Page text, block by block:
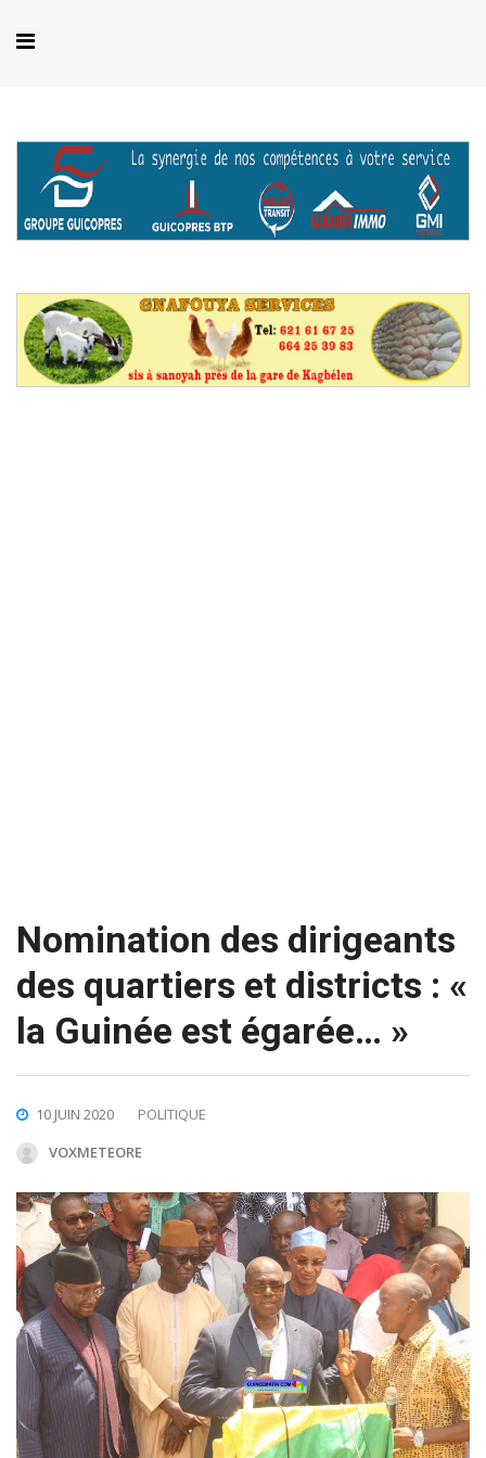
Nomination des dirigeants
des quartiers et districts : «
la Guinée est égarée… »
10 JUIN 2020
POLITIQUE
VOXMETEORE